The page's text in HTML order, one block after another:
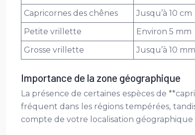
Capricornes des chênes
Jusqu’à 10 cm
Petite vrillette
Environ 5 mm
Grosse vrillette
Jusqu’à 10 mm
Importance de la zone géographique
La présence de certaines espèces de
fréquent dans les régions tempérées,
compte de votre localisation géographique